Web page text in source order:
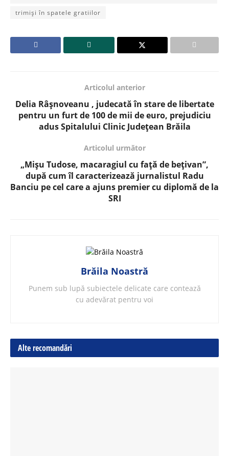
trimiși în spatele gratiilor
Articolul anterior
Delia Râșnoveanu , judecată în stare de libertate
pentru un furt de 100 de mii de euro, prejudiciu
adus Spitalului Clinic Județean Brăila
Articolul următor
„Mișu Tudose, macaragiul cu față de bețivan”,
după cum îl caracterizează jurnalistul Radu
Banciu pe cel care a ajuns premier cu diplomă de la
SRI
Brăila Noastră
Punem sub lupă subiectele delicate care contează
cu adevărat pentru voi
Alte recomandări